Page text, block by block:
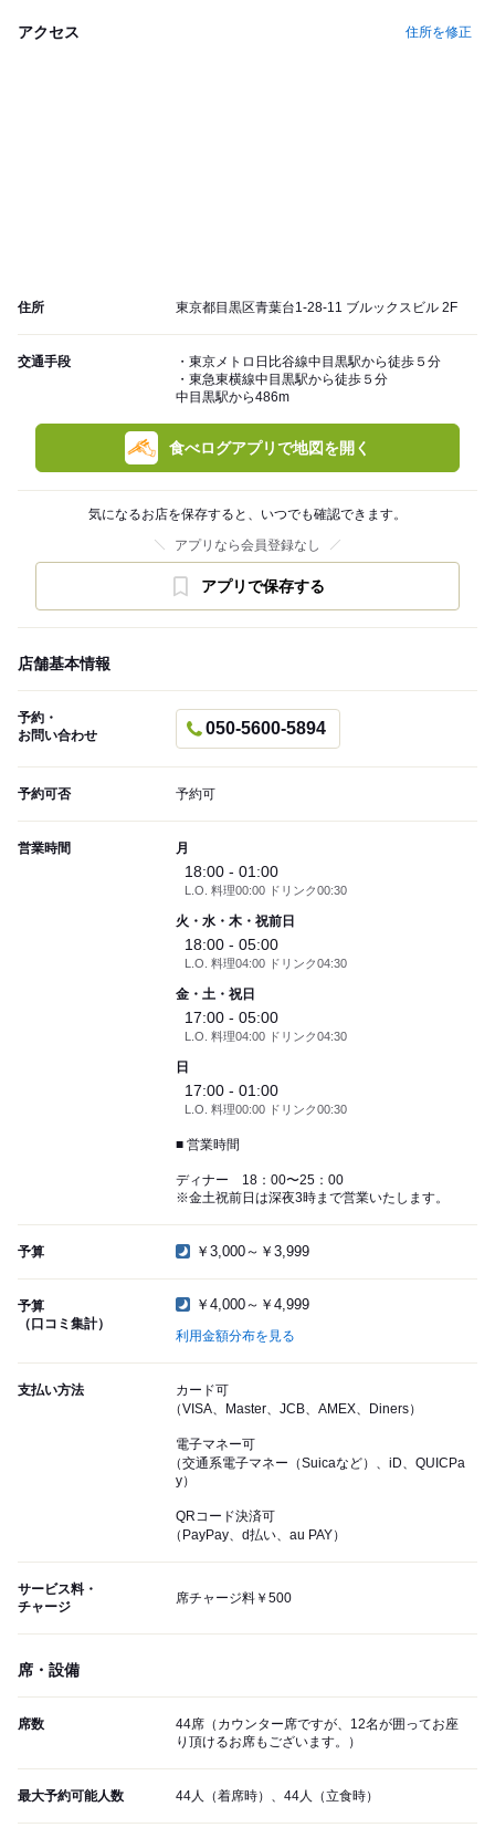
アクセス 住所を修正
住所 東京都目黒区青葉台1-28-11 ブルックスビル 2F
交通手段
・東京メトロ日比谷線中目黒駅から徒歩５分
・東急東横線中目黒駅から徒歩５分
中目黒駅から486m
食べログアプリで地図を開く
気になるお店を保存すると、いつでも確認できます。
アプリなら会員登録なし
アプリで保存する
店舗基本情報
予約・
お問い合わせ
050-5600-5894
予約可否 予約可
営業時間 月
18:00 - 01:00
L.O. 料理00:00 ドリンク00:30
火・水・木・祝前日
18:00 - 05:00
L.O. 料理04:00 ドリンク04:30
金・土・祝日
17:00 - 05:00
L.O. 料理04:00 ドリンク04:30
日
17:00 - 01:00
L.O. 料理00:00 ドリンク00:30
■ 営業時間
ディナー 18：00〜25：00
※金土祝前日は深夜3時まで営業いたします。
予算 ￥3,000～￥3,999
予算
（口コミ集計）
￥4,000～￥4,999
利用金額分布を見る
支払い方法
カード可
（VISA、Master、JCB、AMEX、Diners）
電子マネー可
（交通系電子マネー（Suicaなど）、iD、QUICPa
y）
QRコード決済可
（PayPay、d払い、au PAY）
サービス料・
チャージ
席チャージ料￥500
席・設備
席数
44席（カウンター席ですが、12名が囲ってお座
り頂けるお席もございます。）
最大予約可能人数 44人（着席時）、44人（立食時）